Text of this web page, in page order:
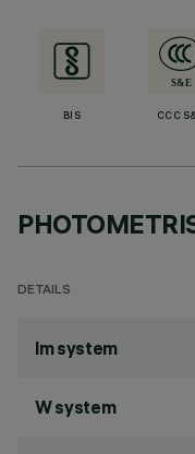
BIS CCC
DETAILS
lm system
W system